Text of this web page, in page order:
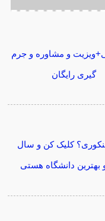
و مشاوره و جرم
گیری رایگان
کلیک کن و سال
بهترین دانشگاه هستی